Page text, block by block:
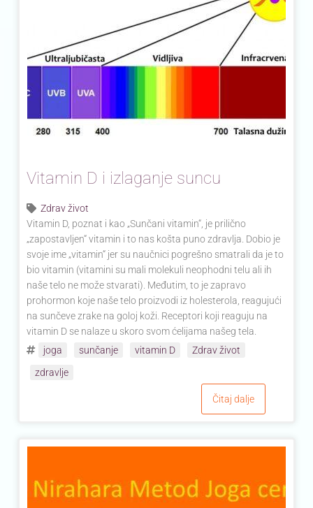
Vitamin D i izlaganje suncu
Zdrav život
Vitamin D, poznat i kao „Sunčani vitamin“, je prilično
„zapostavljen“ vitamin i to nas košta puno zdravlja. Dobio je
svoje ime „vitamin“ jer su naučnici pogrešno smatrali da je to
bio vitamin (vitamini su mali molekuli neophodni telu ali ih
naše telo ne može stvarati). Međutim, to je zapravo
prohormon koje naše telo proizvodi iz holesterola, reagujući
na sunčeve zrake na goloj koži. Receptori koji reaguju na
vitamin D se nalaze u skoro svom ćelijama našeg tela.
joga
sunčanje vitamin D
Zdrav život
zdravlje
Čitaj dalje